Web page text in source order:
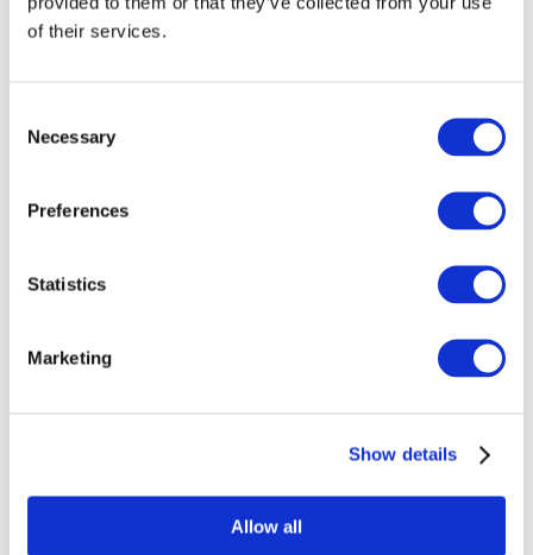
of their services.
Selection
Necessary
Preferences
Statistics
Marketing
Show details
Allow all
Sündmused
Kontserdid